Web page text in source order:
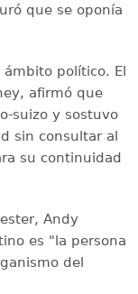
que se oponía
político. El
afirmó que
suizo y sostuvo
sin consultar al
su continuidad
Andy
es "la persona
del